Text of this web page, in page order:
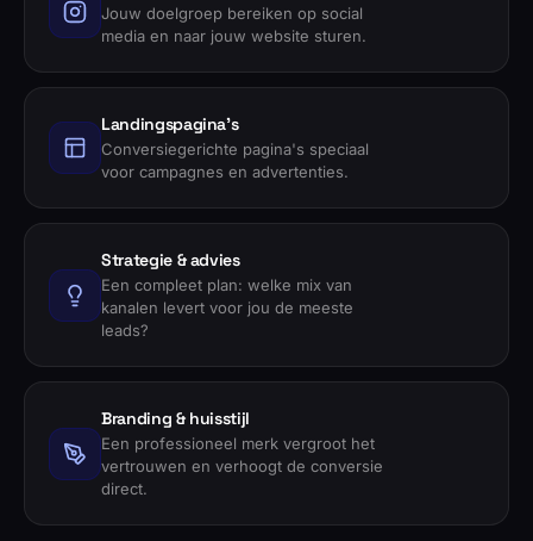
Jouw doelgroep bereiken op social
media en naar jouw website sturen.
Landingspagina's
Conversiegerichte pagina's speciaal
voor campagnes en advertenties.
Strategie & advies
Een compleet plan: welke mix van
kanalen levert voor jou de meeste
leads?
Branding & huisstijl
Een professioneel merk vergroot het
vertrouwen en verhoogt de conversie
direct.